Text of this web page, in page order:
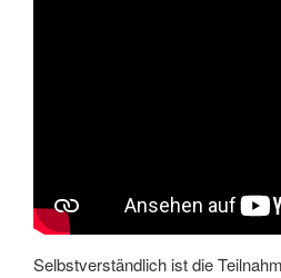
Selbstverständlich ist die